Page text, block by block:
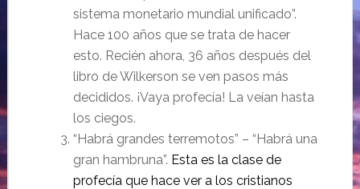
sistema monetario mundial unificado”.
Hace 100 años que se trata de hacer
esto. Recién ahora, 36 años después del
libro de Wilkerson se ven pasos más
decididos. ¡Vaya profecía! La veían hasta
los ciegos.
“Habrá grandes terremotos” – “Habrá una
gran hambruna”. Esta es la clase de
profecía que hace ver a los cristianos